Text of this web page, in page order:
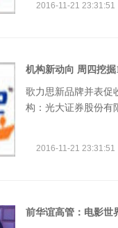
2016-11-21 23:31:51
机构新动向 周四挖掘
歌力思新品牌并表促
构：光大证券股份有
2016-11-21 23:31:51
前华谊高管：电影世